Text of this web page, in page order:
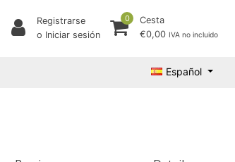
Registrarse
o Iniciar sesión
0
Cesta
€0,00 IVA no incluido
Español